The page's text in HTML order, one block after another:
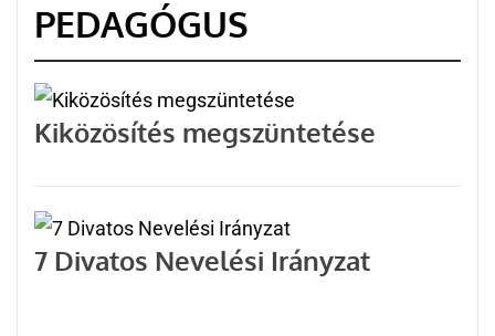
PEDAGÓGUS
Kiközösítés megszüntetése
7 Divatos Nevelési Irányzat